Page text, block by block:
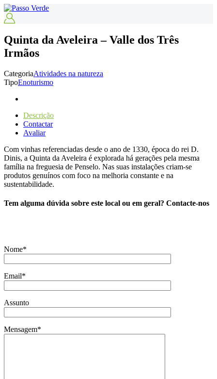
Quinta da Aveleira – Valle dos Três
Irmãos
CategoriaAtividades na natureza
TipoEnoturismo
Descrição
Contactar
Avaliar
Com vinhas referenciadas desde o ano de 1330, época do rei D.
Dinis, a Quinta da Aveleira é explorada há gerações pela mesma
família na freguesia de Penselo. Nas suas instalações criam-se
produtos genuínos com foco na melhoria constante e na
sustentabilidade.
Tem alguma dúvida sobre este local ou em geral? Contacte-nos
Nome*
Email*
Assunto
Mensagem*